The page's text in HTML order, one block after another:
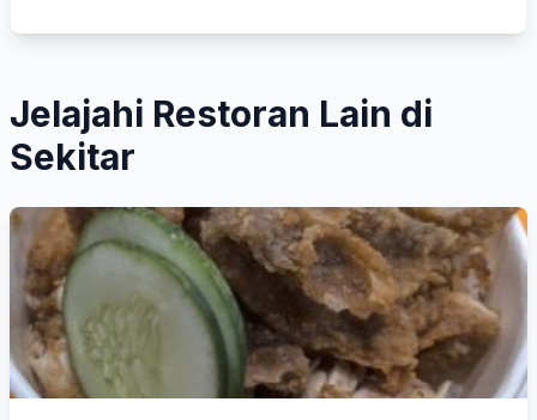
Jelajahi Restoran Lain di
Sekitar